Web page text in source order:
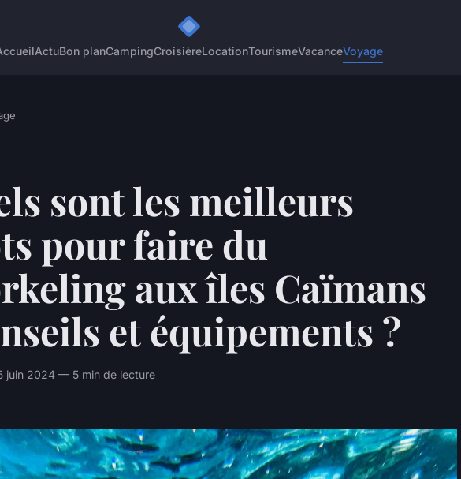
ActuBon planCampingCroisièreLocationTourismeVacanceVoyage
sont les meilleurs
pour faire du
aux îles Caïmans
et équipements ?
juin 2024 — 5 min de lecture